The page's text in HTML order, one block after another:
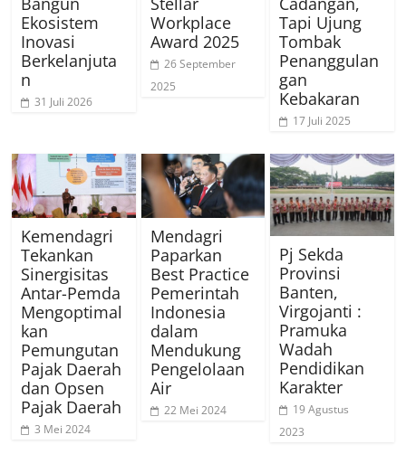
Ekosistem
Inovasi
Berkelanjuta
n
31 Juli 2026
Workplace
Award 2025
26 September
2025
Tapi Ujung
Tombak
Penanggulan
gan
Kebakaran
17 Juli 2025
Kemendagri
Tekankan
Sinergisitas
Antar-Pemda
Mengoptimal
kan
Pemungutan
Pajak Daerah
dan Opsen
Pajak Daerah
3 Mei 2024
Mendagri
Paparkan
Best Practice
Pemerintah
Indonesia
dalam
Mendukung
Pengelolaan
Air
22 Mei 2024
Pj Sekda
Provinsi
Banten,
Virgojanti :
Pramuka
Wadah
Pendidikan
Karakter
19 Agustus
2023